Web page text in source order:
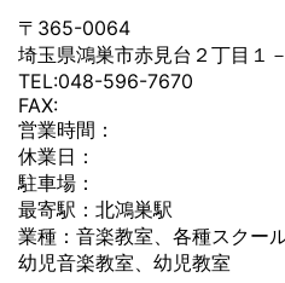
〒365-0064
埼玉県鴻巣市赤見台２丁目１
TEL:048-596-7670
FAX:
営業時間：
休業日：
駐車場：
最寄駅：北鴻巣駅
業種：音楽教室、各種スクー
幼児音楽教室、幼児教室